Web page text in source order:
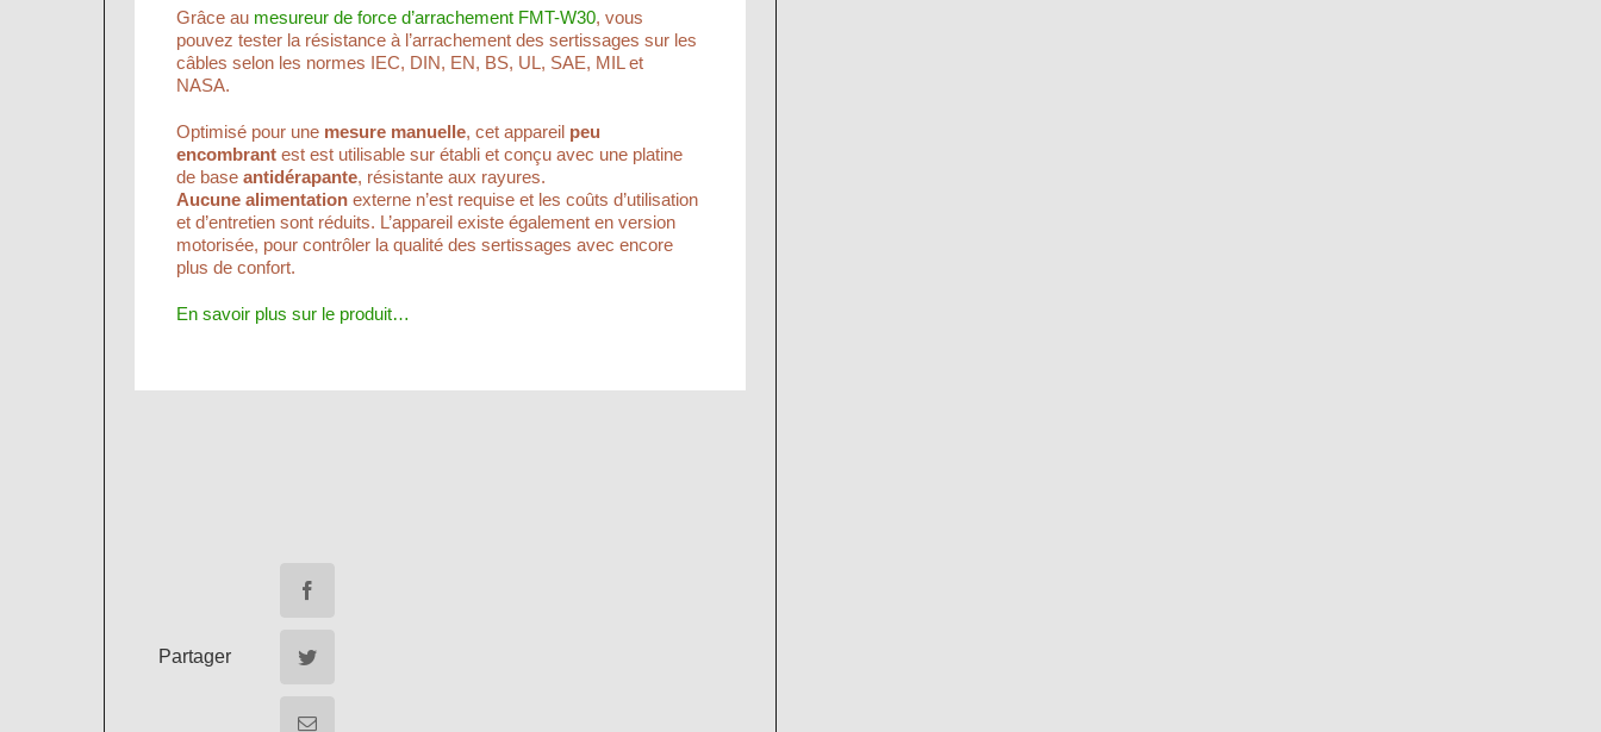
Grâce au mesureur de force d’arrachement FMT-W30, vous
pouvez tester la résistance à l’arrachement des sertissages sur les
câbles selon les normes IEC, DIN, EN, BS, UL, SAE, MIL et
NASA.
Optimisé pour une mesure manuelle, cet appareil peu
encombrant est est utilisable sur établi et conçu avec une platine
de base antidérapante, résistante aux rayures.
Aucune alimentation externe n’est requise et les coûts d’utilisation
et d’entretien sont réduits. L’appareil existe également en version
motorisée, pour contrôler la qualité des sertissages avec encore
plus de confort.
En savoir plus sur le produit…
Partager